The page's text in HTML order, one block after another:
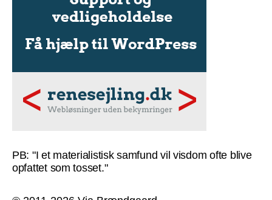
PB: "I et materialistisk samfund vil visdom ofte blive
opfattet som tosset."